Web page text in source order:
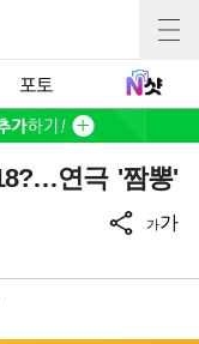
포토
연극 '짬뽕'
가가